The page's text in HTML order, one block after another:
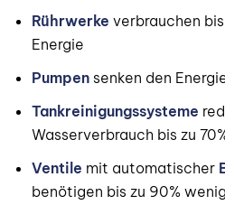
Rührwerke verbrauchen
Energie
Pumpen senken den
Tankreinigungssysteme
Wasserverbrauch bis zu
Ventile mit automatischer
benötigen bis zu 90%